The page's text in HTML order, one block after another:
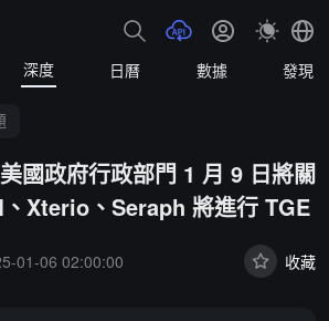
深度 日曆 數據 發現
國政府行政部門 1 月 9 日將關
Xterio、Seraph 將進行 TGE
01-06 02:00:00 收藏